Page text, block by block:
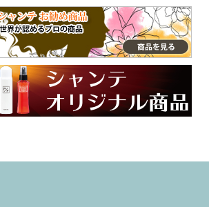
うございます♡ 大
切なご家族との毎
日にラプナットを
取り入れていただ
けてとても嬉しい
です✨ やさしい使
い心地や自然な香
りを感じていただ
けたら幸いです。
けしていきます🌼
くれます😄 普段使
ってるクリームと
違った手肌フォー
ム、是非、試して
グラム @syante.o
nline 商品サイト h
ttps://www.syante-
#プロテクトフォ